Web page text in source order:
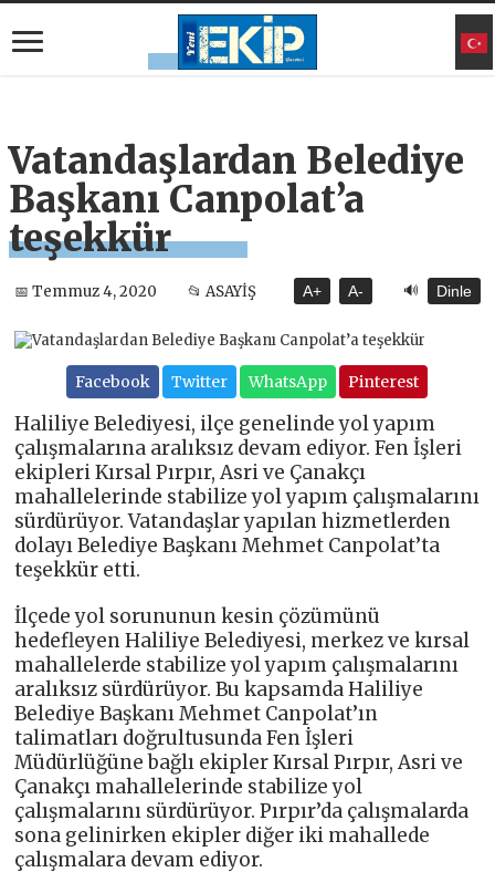
Vatandaşlardan Belediye
Başkanı Canpolat’a
teşekkür
📅 Temmuz 4, 2020 📂 ASAYİŞ A+ A- 🔊 Dinle
Facebook Twitter WhatsApp Pinterest
Haliliye Belediyesi, ilçe genelinde yol yapım
çalışmalarına aralıksız devam ediyor. Fen İşleri
ekipleri Kırsal Pırpır, Asri ve Çanakçı
mahallelerinde stabilize yol yapım çalışmalarını
sürdürüyor. Vatandaşlar yapılan hizmetlerden
dolayı Belediye Başkanı Mehmet Canpolat’ta
teşekkür etti.
İlçede yol sorununun kesin çözümünü
hedefleyen Haliliye Belediyesi, merkez ve kırsal
mahallelerde stabilize yol yapım çalışmalarını
aralıksız sürdürüyor. Bu kapsamda Haliliye
Belediye Başkanı Mehmet Canpolat’ın
talimatları doğrultusunda Fen İşleri
Müdürlüğüne bağlı ekipler Kırsal Pırpır, Asri ve
Çanakçı mahallelerinde stabilize yol
çalışmalarını sürdürüyor. Pırpır’da çalışmalarda
sona gelinirken ekipler diğer iki mahallede
çalışmalara devam ediyor.